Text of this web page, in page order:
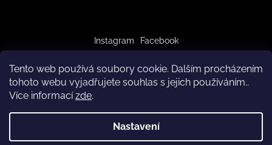
Tento web používá soubory cookie. Dalším procházením
tohoto webu vyjadřujete souhlas s jejich používáním..
Více informacízde.
Nastavení
Instagram Facebook